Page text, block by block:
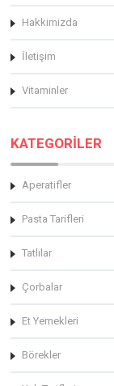
Hakkimizda
İletişim
Vitaminler
KATEGORİLER
Aperatifler
Pasta Tarifleri
Tatlılar
Çorbalar
Et Yemekleri
Börekler